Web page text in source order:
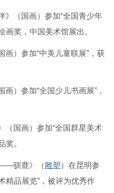
》（国画）参加“全国青少年
画奖，中国美术馆展出。
画）参加“中美儿童联展”，获
）参加“全国少儿书画展”，
（国画）参加“全国群星美术
奖。
驯鹿》（ 雕塑）在昆明参
精品展览”，被评为优秀作